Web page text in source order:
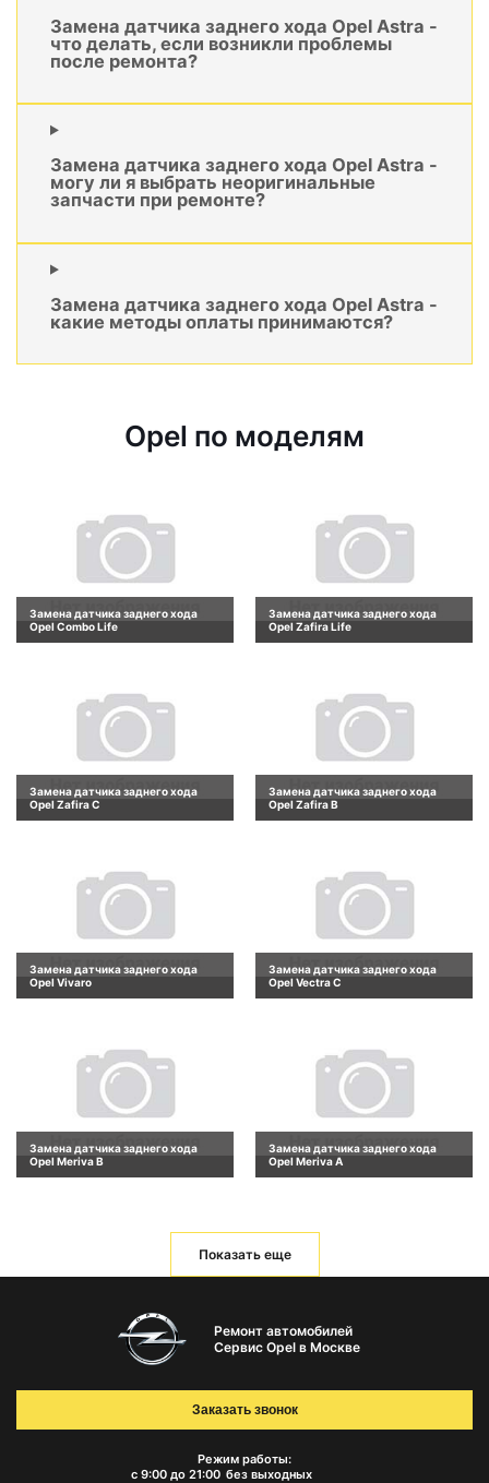
Замена датчика заднего хода Opel Astra -
что делать, если возникли проблемы
после ремонта?
Замена датчика заднего хода Opel Astra -
могу ли я выбрать неоригинальные
запчасти при ремонте?
Замена датчика заднего хода Opel Astra -
какие методы оплаты принимаются?
Opel по моделям
Замена датчика заднего хода
Opel Combo Life
Замена датчика заднего хода
Opel Zafira Life
Замена датчика заднего хода
Opel Zafira C
Замена датчика заднего хода
Opel Zafira B
Замена датчика заднего хода
Opel Vivaro
Замена датчика заднего хода
Opel Vectra C
Замена датчика заднего хода
Opel Meriva B
Замена датчика заднего хода
Opel Meriva A
Показать еще
Ремонт автомобилей
Сервис Opel в Москве
Режим работы:
с 9:00 до 21:00 без выходных
Заказать звонок